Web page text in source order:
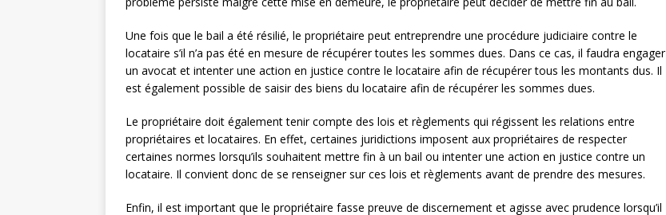
Une fois que le bail a été résilié, le propriétaire peut entreprendre une procédure judiciaire contre le
locataire s’il n’a pas été en mesure de récupérer toutes les sommes dues. Dans ce cas, il faudra engager
un avocat et intenter une action en justice contre le locataire afin de récupérer tous les montants dus. Il
est également possible de saisir des biens du locataire afin de récupérer les sommes dues.
Le propriétaire doit également tenir compte des lois et règlements qui régissent les relations entre
propriétaires et locataires. En effet, certaines juridictions imposent aux propriétaires de respecter
certaines normes lorsqu’ils souhaitent mettre fin à un bail ou intenter une action en justice contre un
locataire. Il convient donc de se renseigner sur ces lois et règlements avant de prendre des mesures.
Enfin, il est important que le propriétaire fasse preuve de discernement et agisse avec prudence lorsqu’il